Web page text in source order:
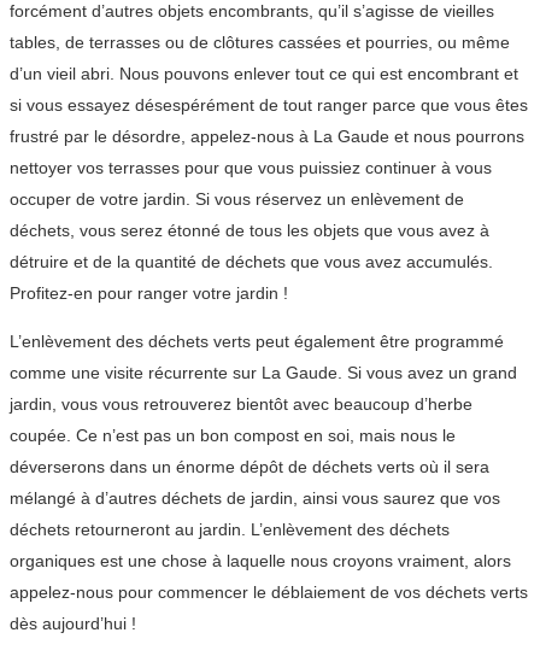
forcément d’autres objets encombrants, qu’il s’agisse de vieilles
tables, de terrasses ou de clôtures cassées et pourries, ou même
d’un vieil abri. Nous pouvons enlever tout ce qui est encombrant et
si vous essayez désespérément de tout ranger parce que vous êtes
frustré par le désordre, appelez-nous à La Gaude et nous pourrons
nettoyer vos terrasses pour que vous puissiez continuer à vous
occuper de votre jardin. Si vous réservez un enlèvement de
déchets, vous serez étonné de tous les objets que vous avez à
détruire et de la quantité de déchets que vous avez accumulés.
Profitez-en pour ranger votre jardin !
L’enlèvement des déchets verts peut également être programmé
comme une visite récurrente sur La Gaude. Si vous avez un grand
jardin, vous vous retrouverez bientôt avec beaucoup d’herbe
coupée. Ce n’est pas un bon compost en soi, mais nous le
déverserons dans un énorme dépôt de déchets verts où il sera
mélangé à d’autres déchets de jardin, ainsi vous saurez que vos
déchets retourneront au jardin. L’enlèvement des déchets
organiques est une chose à laquelle nous croyons vraiment, alors
appelez-nous pour commencer le déblaiement de vos déchets verts
dès aujourd’hui !